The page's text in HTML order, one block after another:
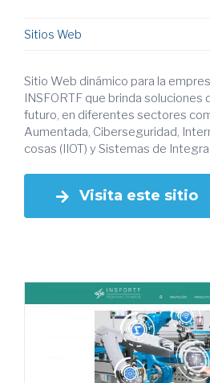
Sitios Web
Sitio Web dinámico para la
INSFORTF que brinda soluciones
futuro, en diferentes sectores
Aumentada, Ciberseguridad,
cosas (IIOT) y Sistemas de
Visita este sitio